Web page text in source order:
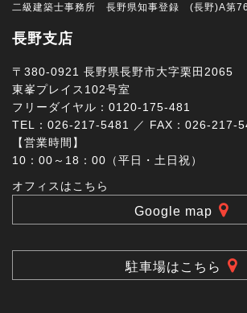
二級建築士事務所 長野県知事登録 (長野)A第
長野支店
〒380-0921 長野県長野市大字栗田2065
東峯プレイス102号室
フリーダイヤル：0120-175-481
TEL：026-217-5481 ／ FAX：026-217-
【営業時間】
10：00～18：00（平日・土日祝）
オフィスはこちら
Google map
駐車場はこちら